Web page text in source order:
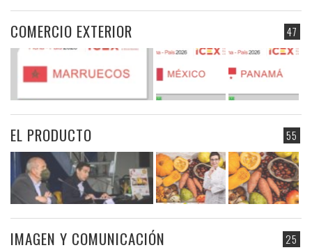
47
COMERCIO EXTERIOR
55
EL PRODUCTO
25
IMAGEN Y COMUNICACIÓN